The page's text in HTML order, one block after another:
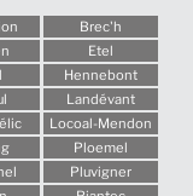
Brec'h
Etel
Hennebont
Landévant
Locoal-Mendon
Ploemel
Pluvigner